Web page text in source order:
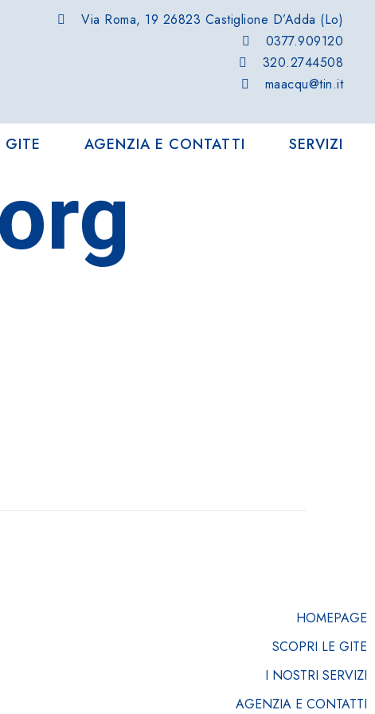
Via Roma, 19 26823 Castiglione D’Adda (Lo)
0377.909120
320.2744508
maacqu@tin.it
GITE AGENZIA E CONTATTI SERVIZI
HOMEPAGE
SCOPRI LE GITE
I NOSTRI SERVIZI
AGENZIA E CONTATTI